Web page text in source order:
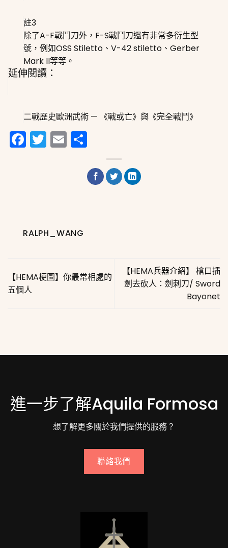
註3
除了A-F戰鬥刀外，F-S戰鬥刀還有非常多衍生型
號，例如OSS Stiletto、V-42 stiletto、Gerber
Mark II等等。
延伸閱讀：
二戰歷史歐洲武術 — 《戰或亡》與《完全戰鬥》
Facebook
Twitter
Email
RALPH_WANG
【HEMA梗圖】你最常相處的
五個人
【HEMA兵器介紹】 槍口插
劍去砍人：劍刺刀/ Sword
Bayonet
進一步了解Aquila Formosa
想了解更多關於我們提供的服務？
聯絡我們